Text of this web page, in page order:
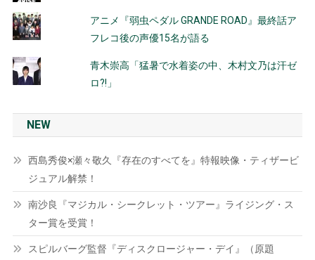
アニメ『弱虫ペダル GRANDE ROAD』最終話ア
フレコ後の声優15名が語る
青木崇高「猛暑で水着姿の中、木村文乃は汗ゼ
ロ?!」
NEW
西島秀俊×瀬々敬久『存在のすべてを』特報映像・ティザービ
ジュアル解禁！
南沙良『マジカル・シークレット・ツアー』ライジング・ス
ター賞を受賞！
スピルバーグ監督『ディスクロージャー・デイ』（原題